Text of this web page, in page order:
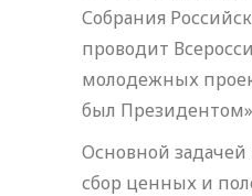
Собрания
проводит
молодежных
был Президентом»
Основной задачей
сбор ценных и